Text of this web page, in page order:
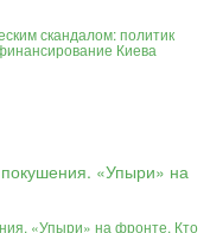
скандалом: политик
Киева
«Упыри» на фронте. Кто